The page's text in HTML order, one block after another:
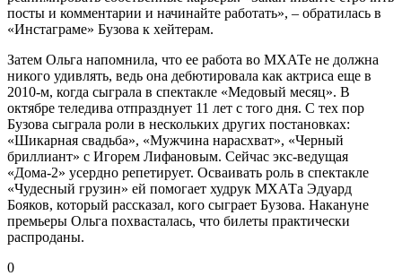
посты и комментарии и начинайте работать», – обратилась в
«Инстаграме» Бузова к хейтерам.
Затем Ольга напомнила, что ее работа во МХАТе не должна
никого удивлять, ведь она дебютировала как актриса еще в
2010-м, когда сыграла в спектакле «Медовый месяц». В
октябре теледива отпразднует 11 лет с того дня. С тех пор
Бузова сыграла роли в нескольких других постановках:
«Шикарная свадьба», «Мужчина нарасхват», «Черный
бриллиант» с Игорем Лифановым. Сейчас экс-ведущая
«Дома-2» усердно репетирует. Осваивать роль в спектакле
«Чудесный грузин» ей помогает худрук МХАТа Эдуард
Бояков, который рассказал, кого сыграет Бузова. Накануне
премьеры Ольга похвасталась, что билеты практически
распроданы.
0